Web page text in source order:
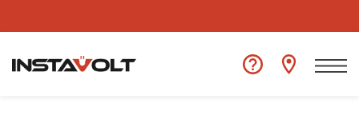
Ver outra localização